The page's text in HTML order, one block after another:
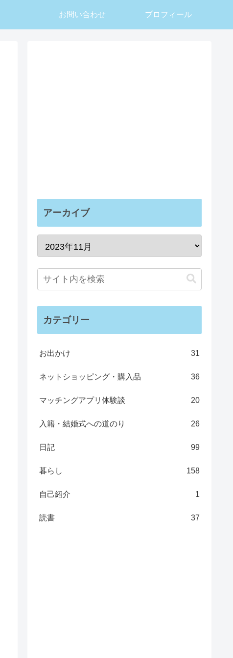
お問い合わせ プロフィール
アーカイブ
カテゴリー
お出かけ 31
ネットショッピング・購入品 36
マッチングアプリ体験談 20
入籍・結婚式への道のり 26
日記 99
暮らし 158
自己紹介 1
読書 37